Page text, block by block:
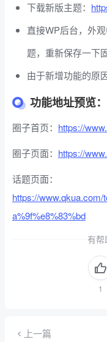
下载新版主题：
直接WP后台，外
题，重新保存一下
由于新增功能的原
功能地址预览：
圈子首页： https://
圈子页面： https://
话题页面：
https://www.qkua.com/
a%9f%e8%83%bd
有
上一篇